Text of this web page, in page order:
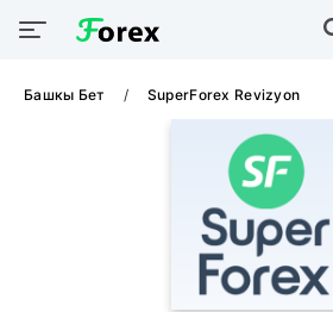
Башкы Бет SuperForex Revizyon